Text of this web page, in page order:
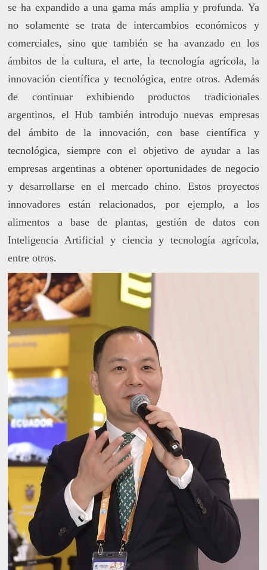
se ha expandido a una gama más amplia y profunda. Ya
no solamente se trata de intercambios económicos y
comerciales, sino que también se ha avanzado en los
ámbitos de la cultura, el arte, la tecnología agrícola, la
innovación científica y tecnológica, entre otros. Además
de continuar exhibiendo productos tradicionales
argentinos, el Hub también introdujo nuevas empresas
del ámbito de la innovación, con base científica y
tecnológica, siempre con el objetivo de ayudar a las
empresas argentinas a obtener oportunidades de negocio
y desarrollarse en el mercado chino. Estos proyectos
innovadores están relacionados, por ejemplo, a los
alimentos a base de plantas, gestión de datos con
Inteligencia Artificial y ciencia y tecnología agrícola,
entre otros.